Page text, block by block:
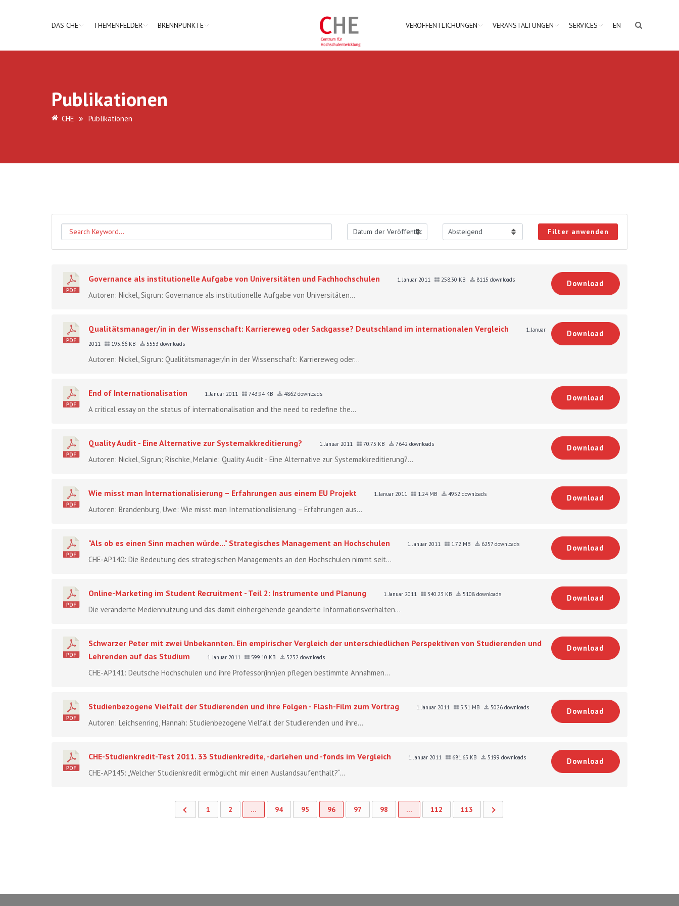
DAS CHE THEMENFELDER BRENNPUNKTE VERÖFFENTLICHUNGEN VERANSTALTUNGEN SERVICES EN
Publikationen
CHE Publikationen
Filter anwenden
Governance als institutionelle Aufgabe von Universitäten und Fachhochschulen 1. Januar 2011 258.30 KB 8115 downloads
Autoren: Nickel, Sigrun: Governance als institutionelle Aufgabe von Universitäten...
Download
Qualitätsmanager/in in der Wissenschaft: Karriereweg oder Sackgasse? Deutschland im internationalen Vergleich
1. Januar
2011
193.66 KB 5553 downloads
Autoren: Nickel, Sigrun: Qualitätsmanager/in in der Wissenschaft: Karriereweg oder...
Download
End of Internationalisation 1. Januar 2011 743.94 KB 4862 downloads
A critical essay on the status of internationalisation and the need to redefine the...
Download
Quality Audit - Eine Alternative zur Systemakkreditierung? 1. Januar 2011 70.75 KB 7642 downloads
Autoren: Nickel, Sigrun; Rischke, Melanie: Quality Audit - Eine Alternative zur Systemakkreditierung?...
Download
Wie misst man Internationalisierung – Erfahrungen aus einem EU Projekt 1. Januar 2011 1.24 MB 4952 downloads
Autoren: Brandenburg, Uwe: Wie misst man Internationalisierung – Erfahrungen aus...
Download
"Als ob es einen Sinn machen würde..." Strategisches Management an Hochschulen 1. Januar 2011 1.72 MB 6257 downloads
CHE-AP140: Die Bedeutung des strategischen Managements an den Hochschulen nimmt seit...
Download
Online-Marketing im Student Recruitment - Teil 2: Instrumente und Planung 1. Januar 2011 340.23 KB 5108 downloads
Die veränderte Mediennutzung und das damit einhergehende geänderte Informationsverhalten...
Download
Schwarzer Peter mit zwei Unbekannten. Ein empirischer Vergleich der unterschiedlichen Perspektiven von Studierenden und
Lehrenden auf das Studium
1. Januar 2011 599.10 KB 5232 downloads
CHE-AP141: Deutsche Hochschulen und ihre Professor(inn)en pflegen bestimmte Annahmen...
Download
Studienbezogene Vielfalt der Studierenden und ihre Folgen - Flash-Film zum Vortrag 1. Januar 2011 5.31 MB 5026 downloads
Autoren: Leichsenring, Hannah: Studienbezogene Vielfalt der Studierenden und ihre...
Download
CHE-Studienkredit-Test 2011. 33 Studienkredite, -darlehen und -fonds im Vergleich 1. Januar 2011 681.65 KB 5199 downloads
CHE-AP145: „Welcher Studienkredit ermöglicht mir einen Auslandsaufenthalt?“...
Download
1 2 … 94 95 96 97 98 … 112 113